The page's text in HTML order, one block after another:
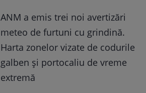
ANM a emis trei noi avertizări
meteo de furtuni cu grindină.
Harta zonelor vizate de codurile
galben și portocaliu de vreme
extremă